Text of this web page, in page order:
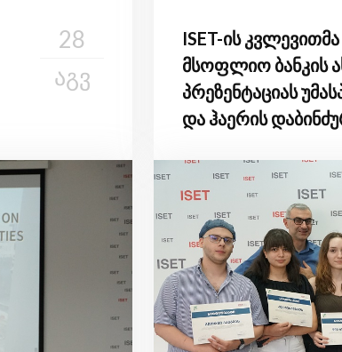
28
ᲐᲒᲕ
ISET-ის
მსოფლიო ბანკის
პრეზენტაციას
და ჰაერის